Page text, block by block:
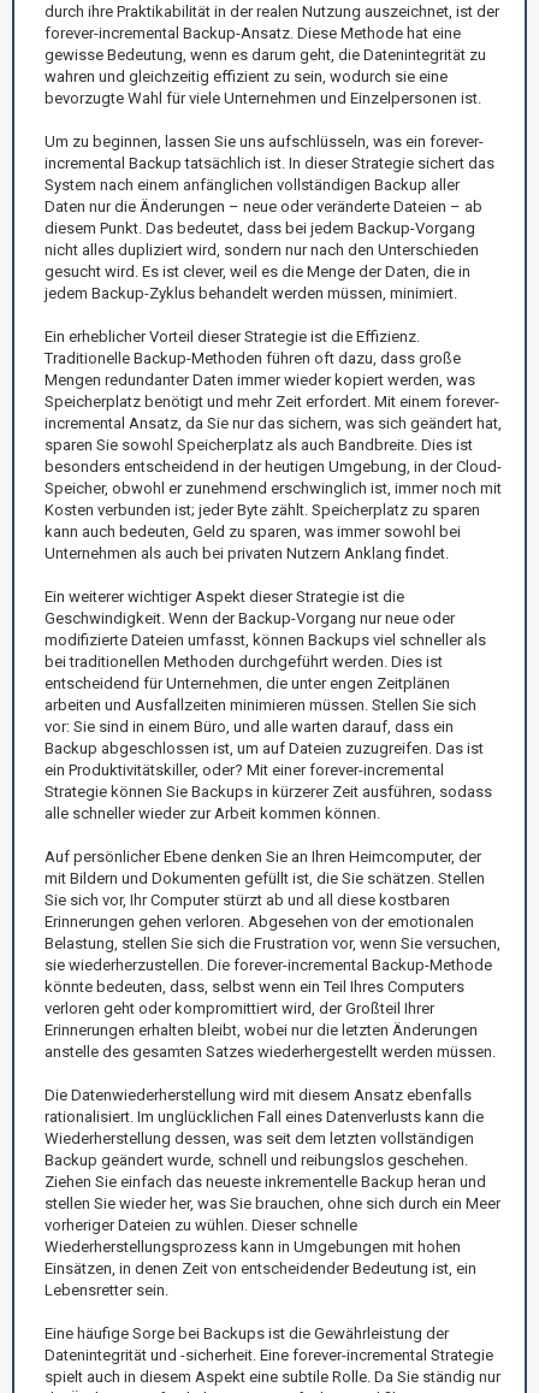
durch ihre Praktikabilität in der realen Nutzung auszeichnet, ist der
forever-incremental Backup-Ansatz. Diese Methode hat eine
gewisse Bedeutung, wenn es darum geht, die Datenintegrität zu
wahren und gleichzeitig effizient zu sein, wodurch sie eine
bevorzugte Wahl für viele Unternehmen und Einzelpersonen ist.
Um zu beginnen, lassen Sie uns aufschlüsseln, was ein forever-
incremental Backup tatsächlich ist. In dieser Strategie sichert das
System nach einem anfänglichen vollständigen Backup aller
Daten nur die Änderungen – neue oder veränderte Dateien – ab
diesem Punkt. Das bedeutet, dass bei jedem Backup-Vorgang
nicht alles dupliziert wird, sondern nur nach den Unterschieden
gesucht wird. Es ist clever, weil es die Menge der Daten, die in
jedem Backup-Zyklus behandelt werden müssen, minimiert.
Ein erheblicher Vorteil dieser Strategie ist die Effizienz.
Traditionelle Backup-Methoden führen oft dazu, dass große
Mengen redundanter Daten immer wieder kopiert werden, was
Speicherplatz benötigt und mehr Zeit erfordert. Mit einem forever-
incremental Ansatz, da Sie nur das sichern, was sich geändert hat,
sparen Sie sowohl Speicherplatz als auch Bandbreite. Dies ist
besonders entscheidend in der heutigen Umgebung, in der Cloud-
Speicher, obwohl er zunehmend erschwinglich ist, immer noch mit
Kosten verbunden ist; jeder Byte zählt. Speicherplatz zu sparen
kann auch bedeuten, Geld zu sparen, was immer sowohl bei
Unternehmen als auch bei privaten Nutzern Anklang findet.
Ein weiterer wichtiger Aspekt dieser Strategie ist die
Geschwindigkeit. Wenn der Backup-Vorgang nur neue oder
modifizierte Dateien umfasst, können Backups viel schneller als
bei traditionellen Methoden durchgeführt werden. Dies ist
entscheidend für Unternehmen, die unter engen Zeitplänen
arbeiten und Ausfallzeiten minimieren müssen. Stellen Sie sich
vor: Sie sind in einem Büro, und alle warten darauf, dass ein
Backup abgeschlossen ist, um auf Dateien zuzugreifen. Das ist
ein Produktivitätskiller, oder? Mit einer forever-incremental
Strategie können Sie Backups in kürzerer Zeit ausführen, sodass
alle schneller wieder zur Arbeit kommen können.
Auf persönlicher Ebene denken Sie an Ihren Heimcomputer, der
mit Bildern und Dokumenten gefüllt ist, die Sie schätzen. Stellen
Sie sich vor, Ihr Computer stürzt ab und all diese kostbaren
Erinnerungen gehen verloren. Abgesehen von der emotionalen
Belastung, stellen Sie sich die Frustration vor, wenn Sie versuchen,
sie wiederherzustellen. Die forever-incremental Backup-Methode
könnte bedeuten, dass, selbst wenn ein Teil Ihres Computers
verloren geht oder kompromittiert wird, der Großteil Ihrer
Erinnerungen erhalten bleibt, wobei nur die letzten Änderungen
anstelle des gesamten Satzes wiederhergestellt werden müssen.
Die Datenwiederherstellung wird mit diesem Ansatz ebenfalls
rationalisiert. Im unglücklichen Fall eines Datenverlusts kann die
Wiederherstellung dessen, was seit dem letzten vollständigen
Backup geändert wurde, schnell und reibungslos geschehen.
Ziehen Sie einfach das neueste inkrementelle Backup heran und
stellen Sie wieder her, was Sie brauchen, ohne sich durch ein Meer
vorheriger Dateien zu wühlen. Dieser schnelle
Wiederherstellungsprozess kann in Umgebungen mit hohen
Einsätzen, in denen Zeit von entscheidender Bedeutung ist, ein
Lebensretter sein.
Eine häufige Sorge bei Backups ist die Gewährleistung der
Datenintegrität und -sicherheit. Eine forever-incremental Strategie
spielt auch in diesem Aspekt eine subtile Rolle. Da Sie ständig nur